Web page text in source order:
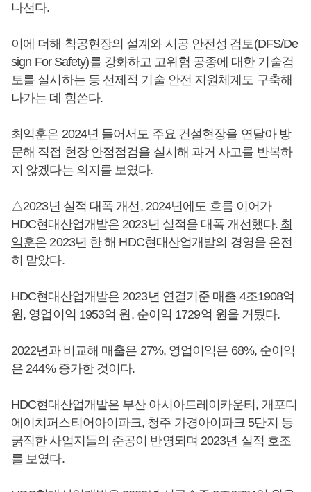
나선다.
이에 더해 착공현장의 설계와 시공 안전성 검토(DFS/De
sign For Safety)를 강화하고 고위험 공종에 대한 기술검
토를 실시하는 등 선제적 기술 안전 지원체계도 구축해
나가는 데 힘쓴다.
최익훈은 2024년 들어서도 주요 건설현장을 연달아 방
문해 직접 현장 안점점검을 실시해 과거 사고를 반복하
지 않겠다는 의지를 보였다.
△2023년 실적 대폭 개선, 2024년에도 흐름 이어가
HDC현대산업개발은 2023년 실적을 대폭 개선했다. 최
익훈은 2023년 한 해 HDC현대산업개발의 경영을 온전
히 맡았다.
HDC현대산업개발은 2023년 연결기준 매출 4조1908억
원, 영업이익 1953억 원, 순이익 1729억 원을 거뒀다.
2022년과 비교해 매출은 27%, 영업이익은 68%, 순이익
은 244% 증가한 것이다.
HDC현대산업개발은 부산 아시아드레이카운티, 개포디
에이치퍼스티어아이파크, 청주 가경아이파크 5단지 등
굵직한 사업지들의 준공이 반영되며 2023년 실적 호조
를 보였다.